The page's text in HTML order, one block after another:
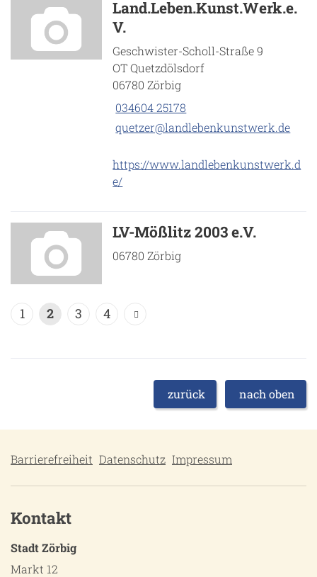
Land.Leben.Kunst.Werk.e.
V.
Geschwister-Scholl-Straße 9
OT Quetzdölsdorf
06780 Zörbig
034604 25178
quetzer@landlebenkunstwerk.de
https://www.landlebenkunstwerk.d
e/
LV-Mößlitz 2003 e.V.
06780 Zörbig
1 2 3 4
zurück nach oben
Barrierefreiheit Datenschutz Impressum
Kontakt
Stadt Zörbig
Markt 12